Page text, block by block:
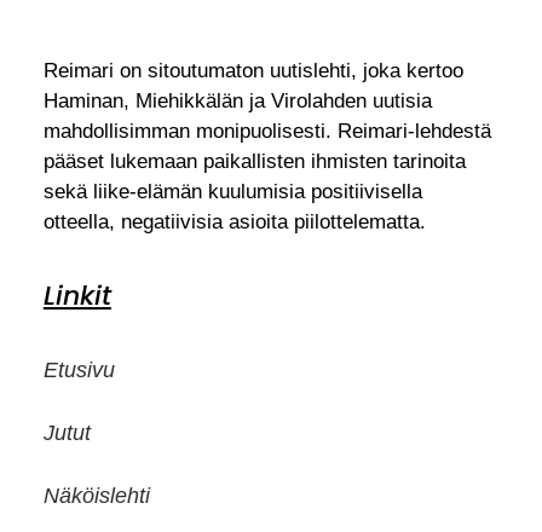
Reimari on sitoutumaton uutislehti, joka kertoo
Haminan, Miehikkälän ja Virolahden uutisia
mahdollisimman monipuolisesti. Reimari-lehdestä
pääset lukemaan paikallisten ihmisten tarinoita
sekä liike-elämän kuulumisia positiivisella
otteella, negatiivisia asioita piilottelematta.
Linkit
Etusivu
Jutut
Näköislehti